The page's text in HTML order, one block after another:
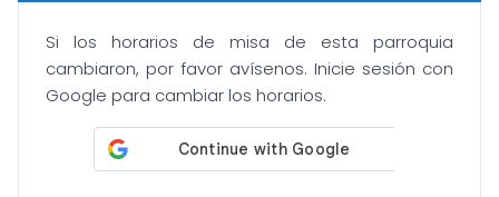
Si los horarios de misa de esta parroquia
cambiaron, por favor avísenos. Inicie sesión con
Google para cambiar los horarios.